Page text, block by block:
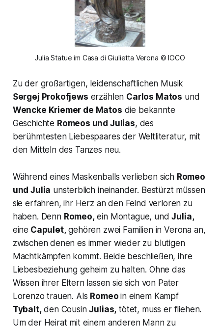
Julia Statue im Casa di Giulietta Verona © IOCO
Zu der großartigen, leidenschaftlichen Musik
Sergej Prokofjews erzählen Carlos Matos und
Wencke Kriemer de Matos die bekannte
Geschichte Romeos und Julias, des
berühmtesten Liebespaares der Weltliteratur, mit
den Mitteln des Tanzes neu.
Während eines Maskenballs verlieben sich Romeo
und Julia unsterblich ineinander. Bestürzt müssen
sie erfahren, ihr Herz an den Feind verloren zu
haben. Denn Romeo,ein Montague, undJulia,
eine Capulet,gehören zwei Familien in Verona an,
zwischen denen es immer wieder zu blutigen
Machtkämpfen kommt. Beide beschließen, ihre
Liebesbeziehung geheim zu halten. Ohne das
Wissen ihrer Eltern lassen sie sich von Pater
Lorenzo trauen. Als Romeo in einem Kampf
Tybalt,den CousinJulias, tötet, muss er fliehen.
Um der Heirat mit einem anderen Mann zu